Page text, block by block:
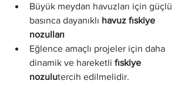
Büyük meydan havuzları için güçlü
basınca dayanıklı havuz fıskiye
nozulları
Eğlence amaçlı projeler için daha
dinamik ve hareketli fıskiye
nozulutercih edilmelidir.